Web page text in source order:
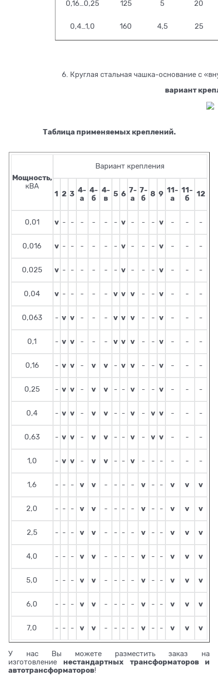
0,16…0,25 125 5 20
0,4…1,0 160 4,5 25
6. Круглая стальная чашка-основание с
вариант
Таблица применяемых креплений.
Мощность,
кВА
Вариант крепления
1 2 3 4-
а
4-
б
4-
в
5 6 7-
а
7-
б 8 9 11-
а
11-
б
12
0,01 v - - - - - - v - - - v - - -
0,016 v - - - - - - v - - - v - - -
0,025 v - - - - - - v - - - v - - -
0,04 v - - - - - v v v - - v - - -
0,063 - v v - - - v v v - - v - - -
0,1 - v v - - - v v v - - v - - -
0,16 - v v - v v - v v - - v - - -
0,25 - v v - v v - - v - - v - - -
0,4 - v v - v v - - v - v v - - -
0,63 - v v - v v - - v - v v - - -
1,0 - v v - v v - - v - - - - - -
1,6 - - - v v - - - - v - - v v v
2,0 - - - v v - - - - v - - v v v
2,5 - - - v v - - - - v - - v v v
4,0 - - - v v - - - - v - - v v v
5,0 - - - v v - - - - v - - v v v
6,0 - - - v v - - - - v - - v v v
7,0 - - - v v - - - - v - - v v v
У нас Вы можете разместить заказ на
изготовлениенестандартных трансформаторов и
автотрансформаторов!